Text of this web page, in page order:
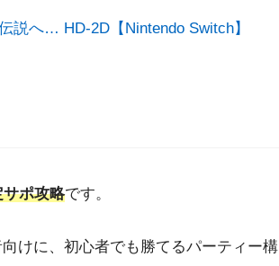
説へ… HD-2D【Nintendo Switch】
ポ攻略です。
けに、初心者でも勝てるパーティー構